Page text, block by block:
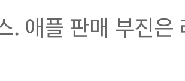
. 애플 판매 부진은